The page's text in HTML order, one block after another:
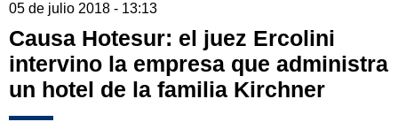
05 de julio 2018 - 13:13
Causa Hotesur: el juez Ercolini
intervino la empresa que administra
un hotel de la familia Kirchner